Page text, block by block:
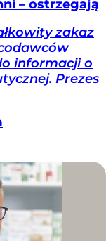
– ostrzegają
zakaz
informacji o
Prezes